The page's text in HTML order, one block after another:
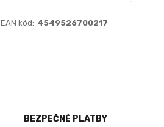
EAN kód: 4549526700217
BEZPEČNÉ PLATBY